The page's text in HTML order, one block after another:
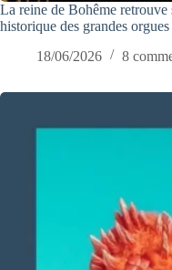
La reine de Bohême
historique des grandes
18/06/2026
8